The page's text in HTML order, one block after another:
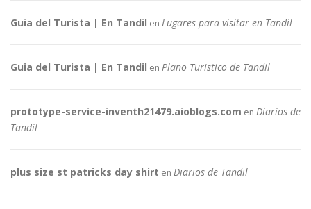
Guia del Turista | En Tandil en Lugares para visitar en Tandil
Guia del Turista | En Tandil en Plano Turistico de Tandil
prototype-service-inventh21479.aioblogs.com en Diarios de
Tandil
plus size st patricks day shirt en Diarios de Tandil